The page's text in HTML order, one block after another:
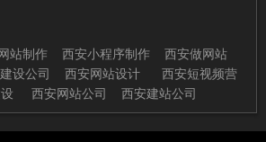
网站模板-A10182
站制作 西安小程序制作
西安做网站
设公司 西安网站设计
西安短视频营
西安网站公司 西安建站公司